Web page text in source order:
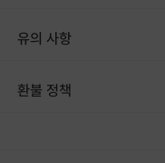
유의 사항
환불 정책